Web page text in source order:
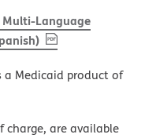
Multi-Language
, PDF(opens in new
a Medicaid product of
charge, are available